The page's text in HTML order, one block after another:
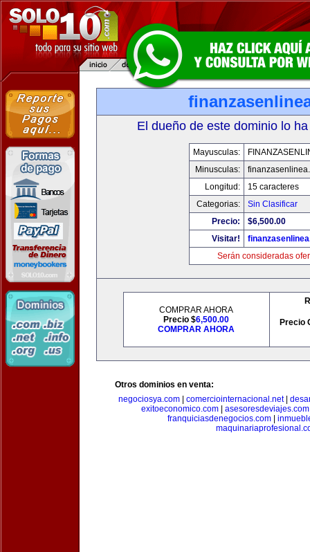
El dueño de este dominio lo
Mayusculas:
Minusculas:
Longitud:
15 caracteres
Categorias:
Sin Clasificar
Precio:
$6,500.00
Visitar!
Serán consideradas
COMPRAR AHORA
Precio $6,500.00
COMPRAR AHORA
Precio
Otros dominios en venta:
negociosya.com
comerciointernacional.net|
exitoeconomico.com| asesoresdeviajes.com
franquiciasdenegocios.com|